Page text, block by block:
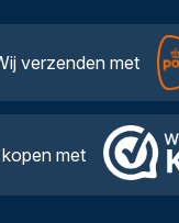
verzenden met
met